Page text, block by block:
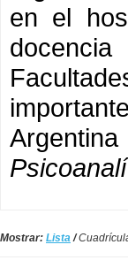
en el
Mostrar: Lista /